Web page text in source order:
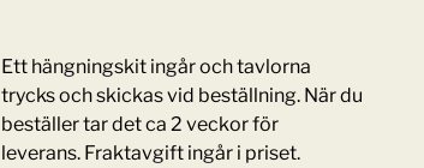
Ett hängningskit ingår och tavlorna
trycks och skickas vid beställning. När du
beställer tar det ca 2 veckor för
leverans. Fraktavgift ingår i priset.